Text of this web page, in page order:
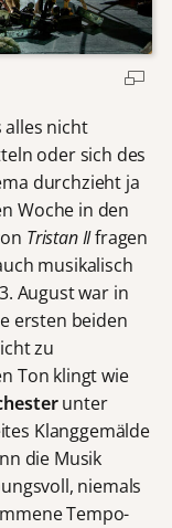
alles nicht
oder sich des
durchzieht ja
Woche in den
Tristan IIfragen
musikalisch
August war in
ersten beiden
zu
Ton klingt wie
unter
Klanggemälde
die Musik
niemals
Tempo-